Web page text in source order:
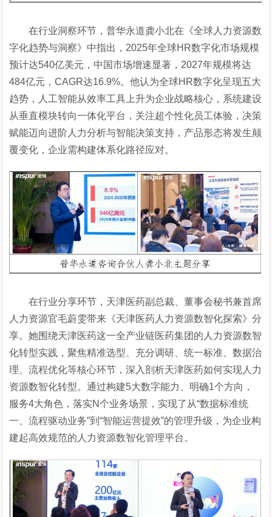
在行业洞察环节，普华永道龚小北在《全球人力资源数
字化趋势与洞察》中指出， 2025年全球HR数字化市场规模
预计达540亿美元，中国市场增速显著，2027年规模将达
484亿元，CAGR达16.9%。他认为全球HR数字化呈现五大
趋势，人工智能从效率工具上升为企业战略核心，系统建设
从垂直模块转向一体化平台，关注超个性化员工体验，决策
赋能迈向进阶人力分析与智能决策支持，产品形态将发生颠
覆变化，企业需构建体系化路径应对。
在行业分享环节，天津医药副总裁、董事会秘书兼首席
人力资源官毛蔚雯带来《天津医药人力资源数智化探索》分
享。她围绕天津医药这一全产业链医药集团的人力资源数智
化转型实践，聚焦精准选型、充分调研、统一标准、数据治
理、流程优化等核心环节，深入剖析天津医药如何实现人力
资源数智化转型。通过构建5大数字能力、明确1个方向，
服务4大角色，落实N个业务场景，实现了从“数据标准统
一、流程驱动业务”到“智能运营提效”的管理升级，为企业构
建起高效规范的人力资源数智化管理平台。